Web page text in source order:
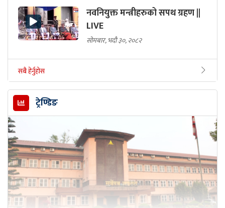
नवनियुक्त मन्त्रीहरुको सपथ ग्रहण ||
LIVE
सोमबार, भदौ ३०, २०८२
सबै हेर्नुहोस
ट्रेण्डिङ